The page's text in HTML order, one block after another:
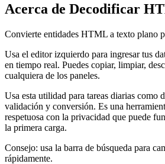
Acerca de Decodificar
Convierte entidades HTML a texto plano
Usa el editor izquierdo para ingresar tus
en tiempo real. Puedes copiar, limpiar,
cualquiera de los paneles.
Usa esta utilidad para tareas diarias como
validación y conversión. Es una
respetuosa con la privacidad que puede
la primera carga.
Consejo: usa la barra de búsqueda para
rápidamente.